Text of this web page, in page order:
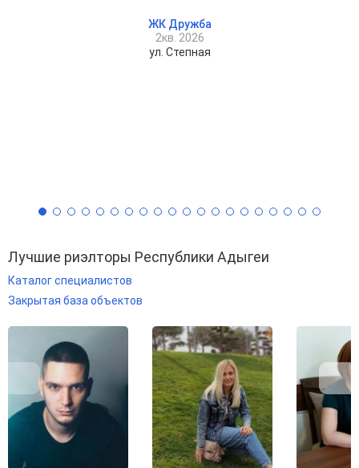
ЖК Дружба
2кв. 2026
ул. Степная
Лучшие риэлторы Республики Адыгеи
Каталог специалистов
Закрытая база объектов